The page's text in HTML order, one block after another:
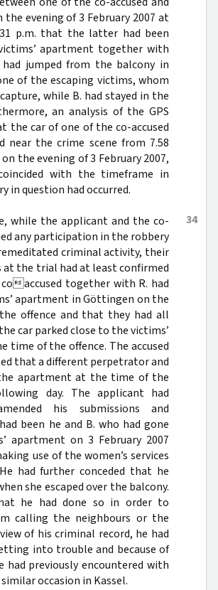
evening of 3 February 2007 at
p.m. that the latter had been
apartment together with
jumped from the balcony in
of the escaping victims, whom
while B. had stayed in the
an analysis of the GPS
the car of one of the co-accused
near the crime scene from 7.58
the evening of 3 February 2007,
with the timeframe in
in question had occurred.
34
while the applicant and the co-
any participation in the robbery
criminal activity, their
the trial had at least confirmed
accused together with R. had
apartment in Göttingen on the
offence and that they had all
car parked close to the victims’
time of the offence. The accused
that a different perpetrator and
apartment at the time of the
day. The applicant had
his submissions and
been he and B. who had gone
apartment on 3 February 2007
use of the women’s services
had further conceded that he
she escaped over the balcony.
he had done so in order to
calling the neighbours or the
of his criminal record, he had
into trouble and because of
had previously encountered with
occasion in Kassel.